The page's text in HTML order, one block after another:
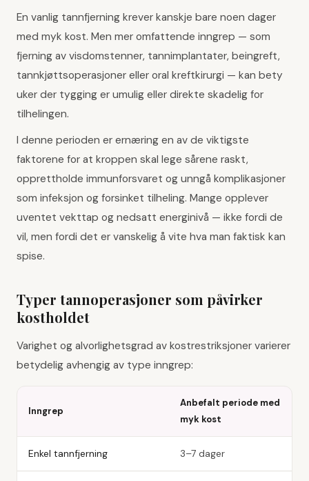
En vanlig tannfjerning krever kanskje bare noen dager
med myk kost. Men mer omfattende inngrep — som
fjerning av visdomstenner, tannimplantater, beingreft,
tannkjøttsoperasjoner eller oral kreftkirurgi — kan bety
uker der tygging er umulig eller direkte skadelig for
tilhelingen.
I denne perioden er ernæring en av de viktigste
faktorene for at kroppen skal lege sårene raskt,
opprettholde immunforsvaret og unngå komplikasjoner
som infeksjon og forsinket tilheling. Mange opplever
uventet vekttap og nedsatt energinivå — ikke fordi de
vil, men fordi det er vanskelig å vite hva man faktisk kan
spise.
Typer tannoperasjoner som påvirker
kostholdet
Varighet og alvorlighetsgrad av kostrestriksjoner varierer
betydelig avhengig av type inngrep:
Inngrep
Anbefalt periode med
myk kost
Enkel tannfjerning 3–7 dager